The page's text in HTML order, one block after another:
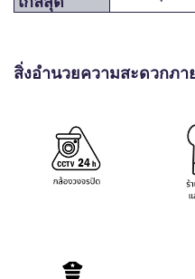
สิ่งอำนวยความสะดวกภา